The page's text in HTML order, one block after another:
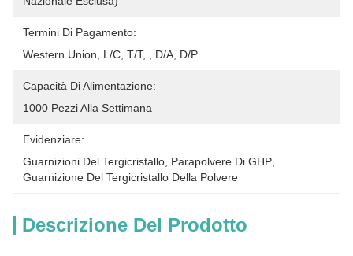
Termini Di Pagamento:
Western Union, L/C, T/T, , D/A, D/P
Capacità Di Alimentazione:
1000 Pezzi Alla Settimana
Evidenziare:
Guarnizioni Del Tergicristallo Parapolvere Di GHP
Guarnizione Del Tergicristallo Della Polvere
Descrizione Del Prodotto